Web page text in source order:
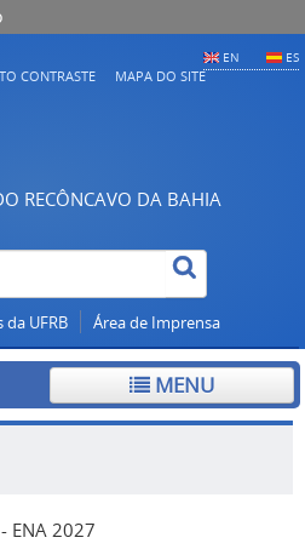
EN ES
CONTRASTE MAPA DO SITE
RECÔNCAVO DA BAHIA
da UFRB Área de Imprensa
MENU
ENA 2027